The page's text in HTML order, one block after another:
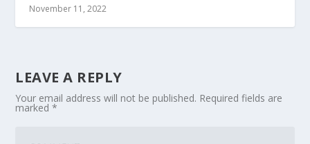
November 11, 2022
LEAVE A REPLY
Your email address will not be published. Required fields are
marked*